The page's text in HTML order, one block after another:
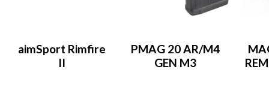
aimSport Rimfire
II
PMAG 20 AR/M4
GEN M3